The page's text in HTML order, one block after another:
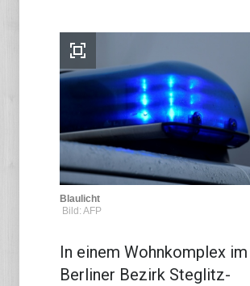
Blaulicht
Bild: AFP
In einem Wohnkomplex im
Berliner Bezirk Steglitz-